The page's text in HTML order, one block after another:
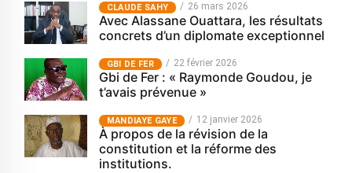
CLAUDE SAHY 26 mars 2026
Avec Alassane Ouattara, les résultats
concrets d’un diplomate exceptionnel
GBI DE FER 22 février 2026
Gbi de Fer : « Raymonde Goudou, je
t’avais prévenue »
MANDIAYE GAYE 12 janvier 2026
À propos de la révision de la
constitution et la réforme des
institutions.